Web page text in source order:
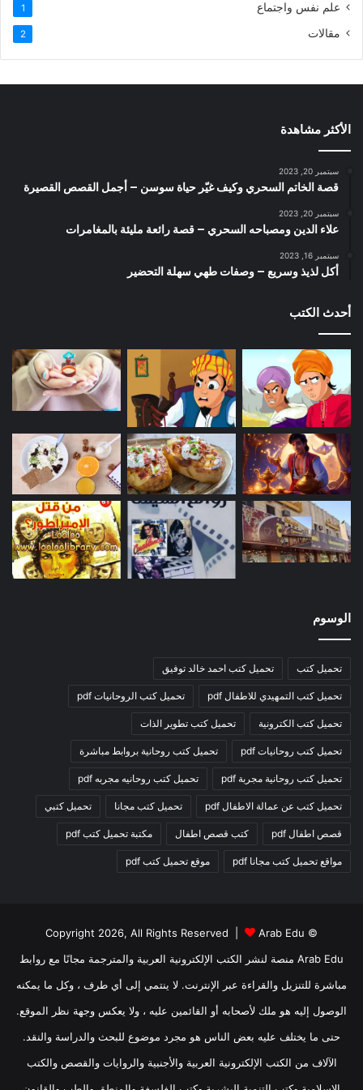
علم نفس واجتماع 1
مقالات 2
الأكثر مشاهدة
سبتمبر 20, 2023
قصة الخاتم السحري وكيف غيّر حياة سوسن – أجمل القصص القصيرة
سبتمبر 20, 2023
علاء الدين ومصباحه السحري – قصة رائعة مليئة بالمغامرات
سبتمبر 16, 2023
أكل لذيذ وسريع – وصفات طهي سهلة التحضير
أحدث الكتب
الوسوم
تحميل كتب تحميل كتب احمد خالد توفيق
تحميل كتب التمهيدي للاطفال pdf تحميل كتب الروحانيات pdf
تحميل كتب الكترونية تحميل كتب تطوير الذات
تحميل كتب روحانيات pdf تحميل كتب روحانية بروابط مباشرة
تحميل كتب روحانية مجربة pdf تحميل كتب روحانيه مجربه pdf
تحميل كتب عن عمالة الاطفال pdf تحميل كتب مجانا تحميل كتبي
قصص اطفال pdf كتب قصص اطفال مكتبة تحميل كتب pdf
مواقع تحميل كتب مجانا pdf موقع تحميل كتب pdf
© Copyright 2026, All Rights Reserved |
Arab Edu
Arab Edu منصة لنشر الكتب الإلكترونية العربية والمترجمة مجانًا مع روابط
مباشرة للتنزيل والقراءة عبر الإنترنت. لا ينتمي إلى أي طرف ، وكل ما يمكنه
الوصول إليه هو ملك لأصحابه أو القائمين عليه ، ولا يعكس وجهة نظر الموقع.
حتى ما يختلف عليه بعض الناس هو مجرد موضوع للبحث والدراسة والنقد.
الآلاف من الكتب الإلكترونية العربية والأجنبية والروايات والقصص والكتب